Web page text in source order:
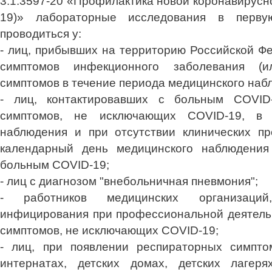
19)» лабораторные исследования в
проводиться у:
- лиц, прибывших на территорию Российской
симптомов инфекционного заболевания
симптомов в течение периода медицинского
- лиц, контактировавших с больным
симптомов, не исключающих COVID-19, в
наблюдения и при отсутствии клинических
календарный день медицинского
больным COVID-19;
- лиц с диагнозом "внебольничная пневмония";
- работников медицинских
инфицирования при профессиональной
симптомов, не исключающих COVID-19;
- лиц, при появлении респираторных
интернатах, детских домах, детских